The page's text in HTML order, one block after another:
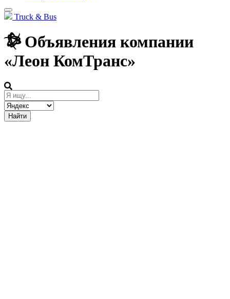
Truck & Bus
Объявления компании
«Леон КомТранс»